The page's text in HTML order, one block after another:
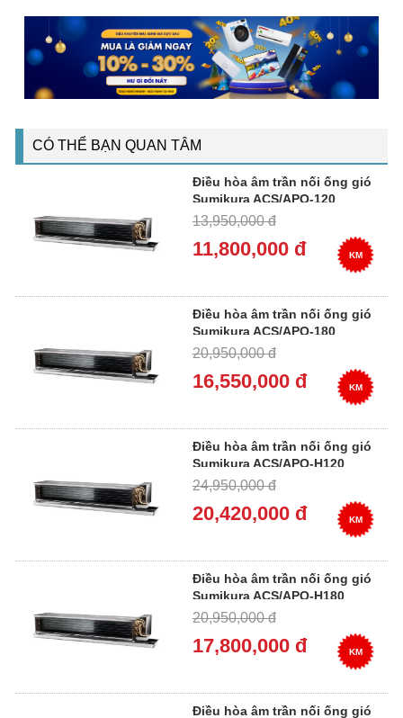
CÓ THỂ BẠN QUAN TÂM
Điều hòa âm trần nối ống gió
Sumikura ACS/APO-120
13,950,000 đ
11,800,000 đ KM
Điều hòa âm trần nối ống gió
Sumikura ACS/APO-180
20,950,000 đ
16,550,000 đ KM
Điều hòa âm trần nối ống gió
Sumikura ACS/APO-H120
24,950,000 đ
20,420,000 đ KM
Điều hòa âm trần nối ống gió
Sumikura ACS/APO-H180
20,950,000 đ
17,800,000 đ KM
Điều hòa âm trần nối ống gió